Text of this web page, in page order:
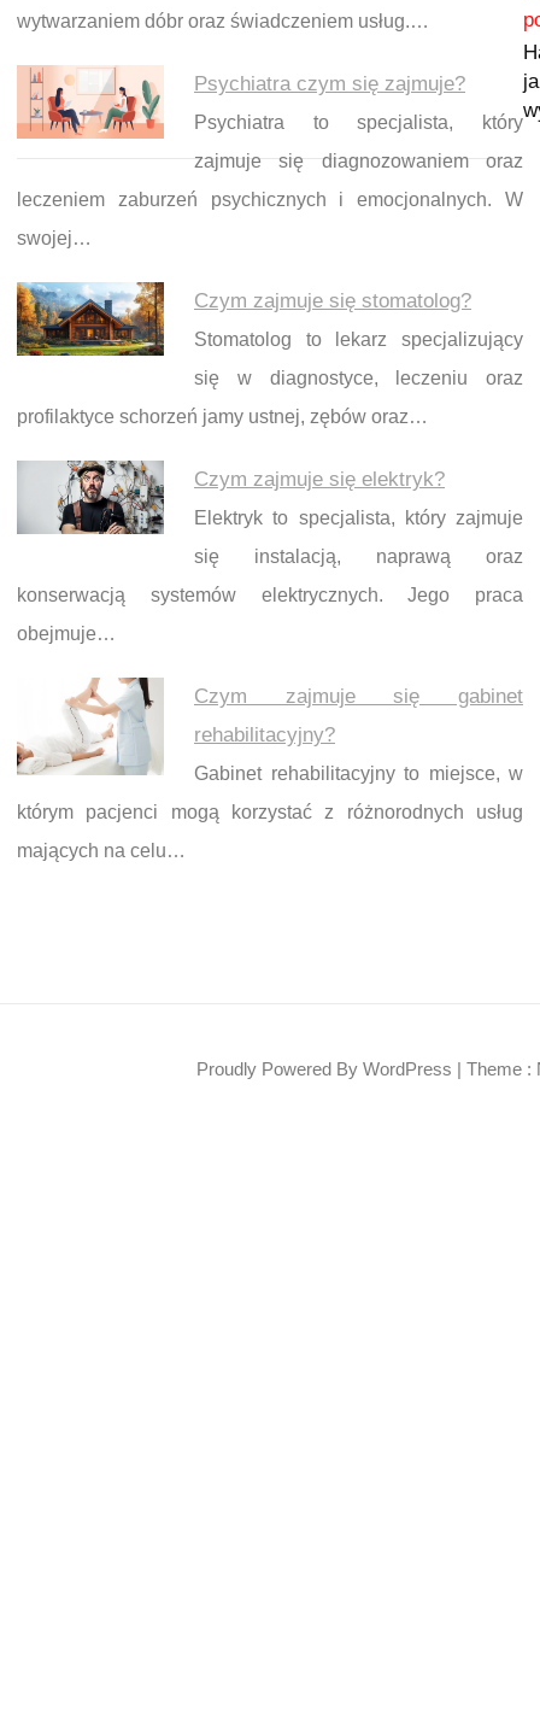
wytwarzaniem dóbr oraz świadczeniem usług.…
Psychiatra czym się zajmuje?
Psychiatra to specjalista, który
zajmuje się diagnozowaniem oraz
leczeniem zaburzeń psychicznych i emocjonalnych. W
swojej…
Czym zajmuje się stomatolog?
Stomatolog to lekarz specjalizujący
się w diagnostyce, leczeniu oraz
profilaktyce schorzeń jamy ustnej, zębów oraz…
Czym zajmuje się elektryk?
Elektryk to specjalista, który zajmuje
się instalacją, naprawą oraz
konserwacją systemów elektrycznych. Jego praca
obejmuje…
Czym zajmuje się gabinet
rehabilitacyjny?
Gabinet rehabilitacyjny to miejsce, w
którym pacjenci mogą korzystać z różnorodnych usług
mających na celu…
Proudly Powered By WordPress | Theme :